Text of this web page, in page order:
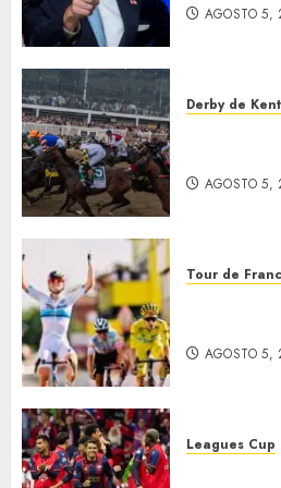
0 AGOSTO 5,
Derby de
AGOSTO 5,
Tour de
AGOSTO 5,
Leagues Cup